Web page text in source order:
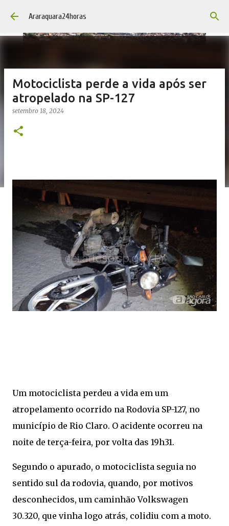
Pular para o conteúdo principal
Araraquara24horas
Motociclista perde a vida após ser
atropelado na SP-127
setembro 18, 2024
Um motociclista perdeu a vida em um
atropelamento ocorrido na Rodovia SP-127, no
município de Rio Claro. O acidente ocorreu na
noite de terça-feira, por volta das 19h31.
Segundo o apurado, o motociclista seguia no
sentido sul da rodovia, quando, por motivos
desconhecidos, um caminhão Volkswagen
30.320, que vinha logo atrás, colidiu com a moto.